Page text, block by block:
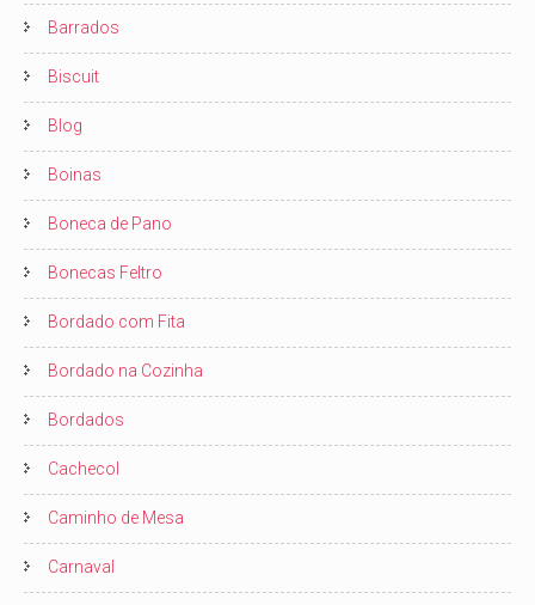
Barrados
Biscuit
Blog
Boinas
Boneca de Pano
Bonecas Feltro
Bordado com Fita
Bordado na Cozinha
Bordados
Cachecol
Caminho de Mesa
Carnaval